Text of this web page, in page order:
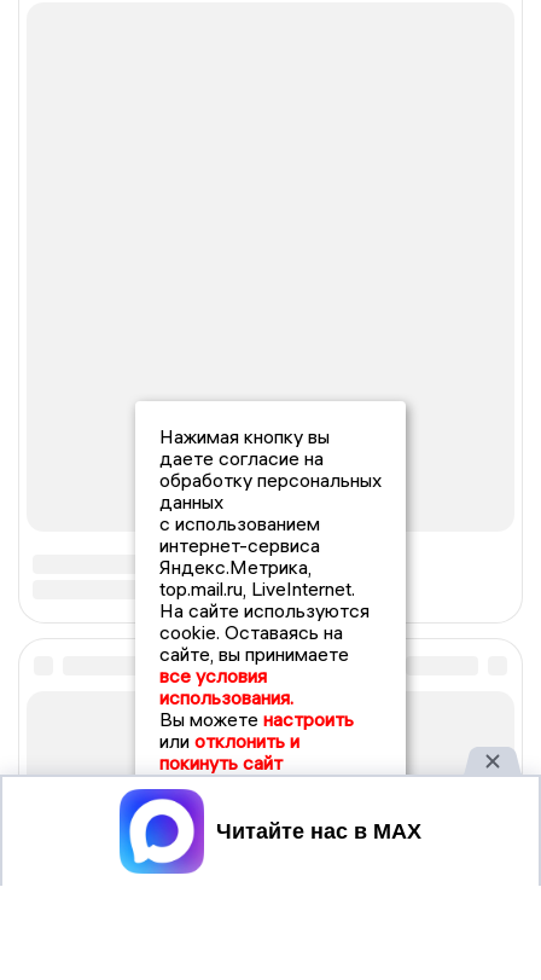
Нажимая кнопку вы
даете согласие на
обработку персональных
данных
с использованием
интернет-сервиса
Яндекс.Метрика,
top.mail.ru, LiveInternet.
На сайте используются
cookie. Оставаясь на
сайте, вы принимаете
все условия
использования.
Вы можете настроить
или отклонить и
покинуть сайт
Принять